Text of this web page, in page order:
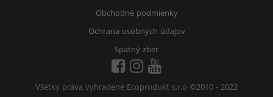
Obchodné podmienky
Ochrana osobných údajov
Spätný zber
Všetky práva vyhradené Ecoprodukt s.r.o ©2010 - 2022